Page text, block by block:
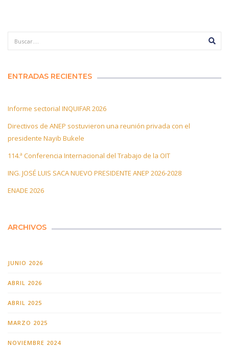
ENTRADAS RECIENTES
Informe sectorial INQUIFAR 2026
Directivos de ANEP sostuvieron una reunión privada con el
presidente Nayib Bukele
114.ª Conferencia Internacional del Trabajo de la OIT
ING. JOSÉ LUIS SACA NUEVO PRESIDENTE ANEP 2026-2028
ENADE 2026
ARCHIVOS
JUNIO 2026
ABRIL 2026
ABRIL 2025
MARZO 2025
NOVIEMBRE 2024